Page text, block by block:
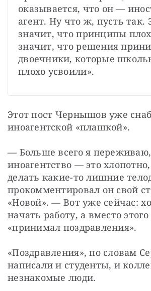
оказывается, что он —
агент. Ну что ж, пусть так.
значит, что принципы
значит, что решения
двоечники, которые
плохо усвоили».
Этот пост Чернышов уже
иноагентской «плашкой».
— Больше всего я
иноагентство — это
делать какие-то лишние
прокомментировал он свой
«Новой». — Вот уже сейчас:
начать работу, а вместо
«принимал поздравления».
«Поздравления», по словам
написали и студенты, и
незнакомые люди.